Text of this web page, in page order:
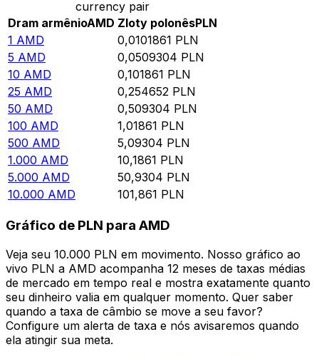
currency pair
Dram armênioAMD Zloty polonêsPLN
1 AMD 0,0101861 PLN
5 AMD 0,0509304 PLN
10 AMD 0,101861 PLN
25 AMD 0,254652 PLN
50 AMD 0,509304 PLN
100 AMD 1,01861 PLN
500 AMD 5,09304 PLN
1.000 AMD 10,1861 PLN
5.000 AMD 50,9304 PLN
10.000 AMD 101,861 PLN
Gráfico de PLN para AMD
Veja seu 10.000 PLN em movimento. Nosso gráfico ao
vivo PLN a AMD acompanha 12 meses de taxas médias
de mercado em tempo real e mostra exatamente quanto
seu dinheiro valia em qualquer momento. Quer saber
quando a taxa de câmbio se move a seu favor?
Configure um alerta de taxa e nós avisaremos quando
ela atingir sua meta.